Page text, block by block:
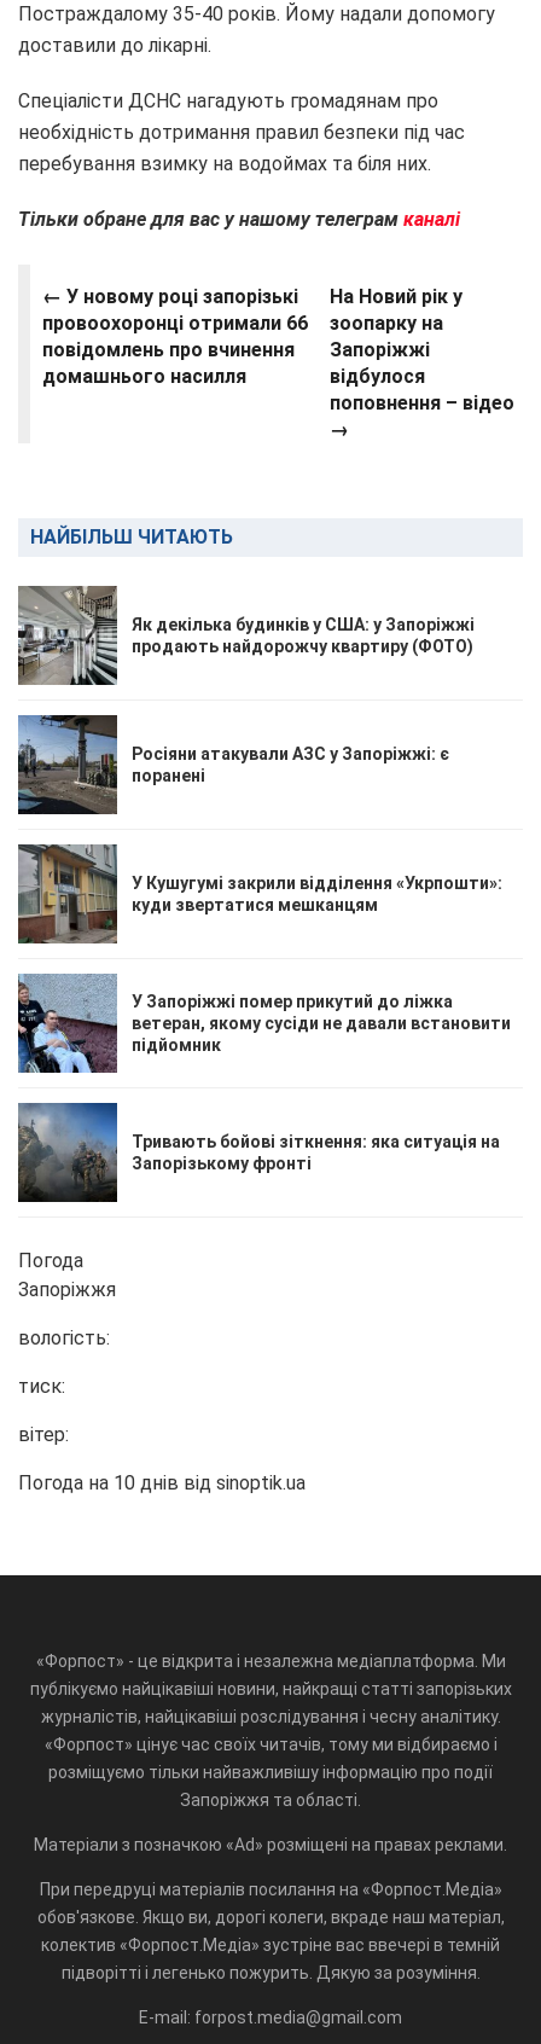
Постраждалому 35-40 років. Йому надали допомогу
доставили до лікарні.
Спеціалісти ДСНС нагадують громадянам про
необхідність дотримання правил безпеки під час
перебування взимку на водоймах та біля них.
Тільки обране для вас у нашому телеграм каналі
← У новому році запорізькі
провоохоронці отримали 66
повідомлень про вчинення
домашнього насилля
На Новий рік у
зоопарку на
Запоріжжі
відбулося
поповнення – відео
→
НАЙБІЛЬШ ЧИТАЮТЬ
Як декілька будинків у США: у Запоріжжі
продають найдорожчу квартиру (ФОТО)
Росіяни атакували АЗС у Запоріжжі: є
поранені
У Кушугумі закрили відділення «Укрпошти»:
куди звертатися мешканцям
У Запоріжжі помер прикутий до ліжка
ветеран, якому сусіди не давали встановити
підйомник
Тривають бойові зіткнення: яка ситуація на
Запорізькому фронті
Погода
Запоріжжя
вологість:
тиск:
вітер:
Погода на 10 днів від sinoptik.ua
«Форпост» - це відкрита і незалежна медіаплатформа. Ми
публікуємо найцікавіші новини, найкращі статті запорізьких
журналістів, найцікавіші розслідування і чесну аналітику.
«Форпост» цінує час своїх читачів, тому ми відбираємо і
розміщуємо тільки найважливішу інформацію про події
Запоріжжя та області.
Матеріали з позначкою «Ad» розміщені на правах реклами.
При передруці матеріалів посилання на «Форпост.Медіа»
обов'язкове. Якщо ви, дорогі колеги, вкраде наш матеріал,
колектив «Форпост.Медіа» зустріне вас ввечері в темній
підворітті і легенько пожурить. Дякую за розуміння.
E-mail: forpost.media@gmail.com